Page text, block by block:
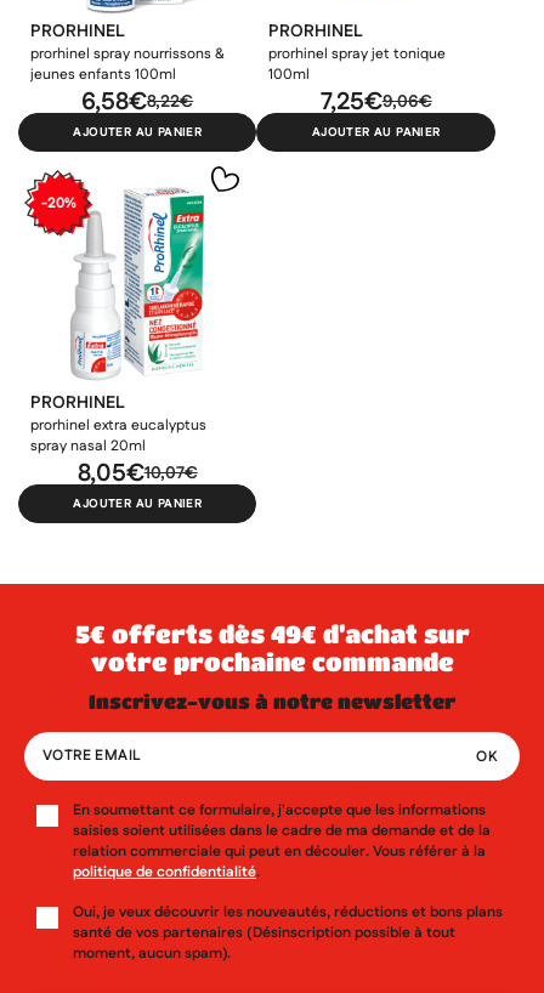
PRORHINEL
prorhinel spray nourrissons &
jeunes enfants 100ml
8,22€
6,58€
AJOUTER AU PANIER
PRORHINEL
prorhinel spray jet tonique
100ml
9,06€
7,25€
AJOUTER AU PANIER
-20%
PRORHINEL
prorhinel extra eucalyptus
spray nasal 20ml
10,07€
8,05€
AJOUTER AU PANIER
5€ offerts dès 49€ d’achat sur
votre prochaine commande
inscrivez-vous à notre newsletter
En soumettant ce formulaire, j'accepte que les informations
saisies soient utilisées dans le cadre de ma demande et de la
relation commerciale qui peut en découler. Vous référer à la
politique de confidentialité.
Oui, je veux découvrir les nouveautés, réductions et bons plans
santé de vos partenaires (Désinscription possible à tout
moment, aucun spam).
Ajouter à ma liste d'envies
add_circle_outline Créer une nouvelle liste
((modalTitle))
((confirmMessage))
((cancelText)) ((modalDeleteText))
Créer une liste d'envies
Nom de la liste d'envies
Annuler Créer une liste d'envies
Connexion
Vous devez être connecté pour ajouter des produits à votre
liste d'envies.
Annuler Connexion